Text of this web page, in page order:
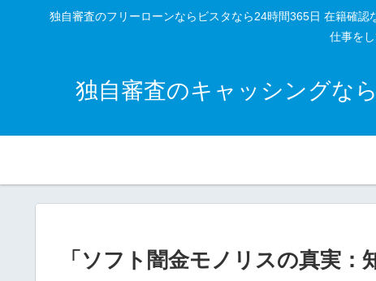
独自審査のフリーローンならビスタなら24時間365日 在籍確
仕事を
独自審査のキャッシングな
「ソフト闇金モノリスの真実：